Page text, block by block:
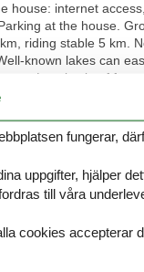
house: internet
at the house.
riding stable 5
known lakes can
Local sale of
and enjoy the nature
fungerar,
uppgifter, hjälper
till våra
cookies accepterar